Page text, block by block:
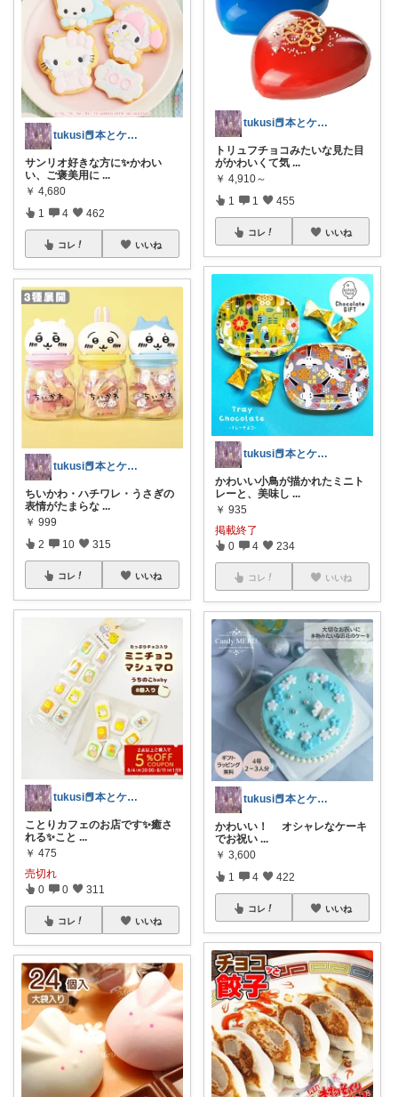
tukusi📕本とケーキの快適な時間を
サンリオ好きな方に✨️かわい
い、ご褒美用に ...
￥ 4,680
1 4 462
コレ いいね
tukusi📕本とケーキの快適な時間を
ちいかわ・ハチワレ・うさぎの
表情がたまらな ...
￥ 999
2 10 315
コレ いいね
tukusi📕本とケーキの快適な時間を
ことりカフェのお店です✨️癒さ
れる✨️こと ...
￥ 475
売切れ
0 0 311
コレ いいね
tukusi📕本とケーキの快適な時間を
トリュフチョコみたいな見た目
がかわいくて気 ...
￥ 4,910～
1 1 455
コレ いいね
tukusi📕本とケーキの快適な時間を
かわいい小鳥が描かれたミニト
レーと、美味し ...
￥ 935
掲載終了
0 4 234
コレ いいね
tukusi📕本とケーキの快適な時間を
かわいい！ オシャレなケーキ
でお祝い ...
￥ 3,600
1 4 422
コレ いいね